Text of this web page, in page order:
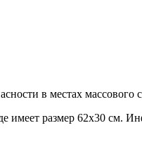
в местах
имеет размер 62х30 см.